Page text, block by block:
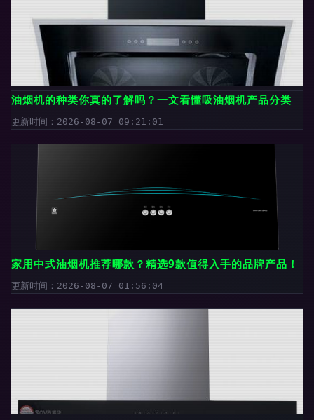
油烟机的种类你真的了解吗？一文看懂吸油烟机产品分类
更新时间：2026-08-07 09:21:01
家用中式油烟机推荐哪款？精选9款值得入手的品牌产品！
更新时间：2026-08-07 01:56:04